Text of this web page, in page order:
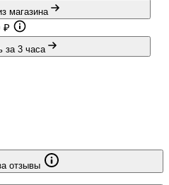
магазина
₽
за 3 часа
отзывы